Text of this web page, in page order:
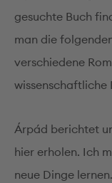
gesuchte Buch
man die
verschiedene
wissenschaftliche
Árpád berichtet
hier erholen. Ich
neue Dinge